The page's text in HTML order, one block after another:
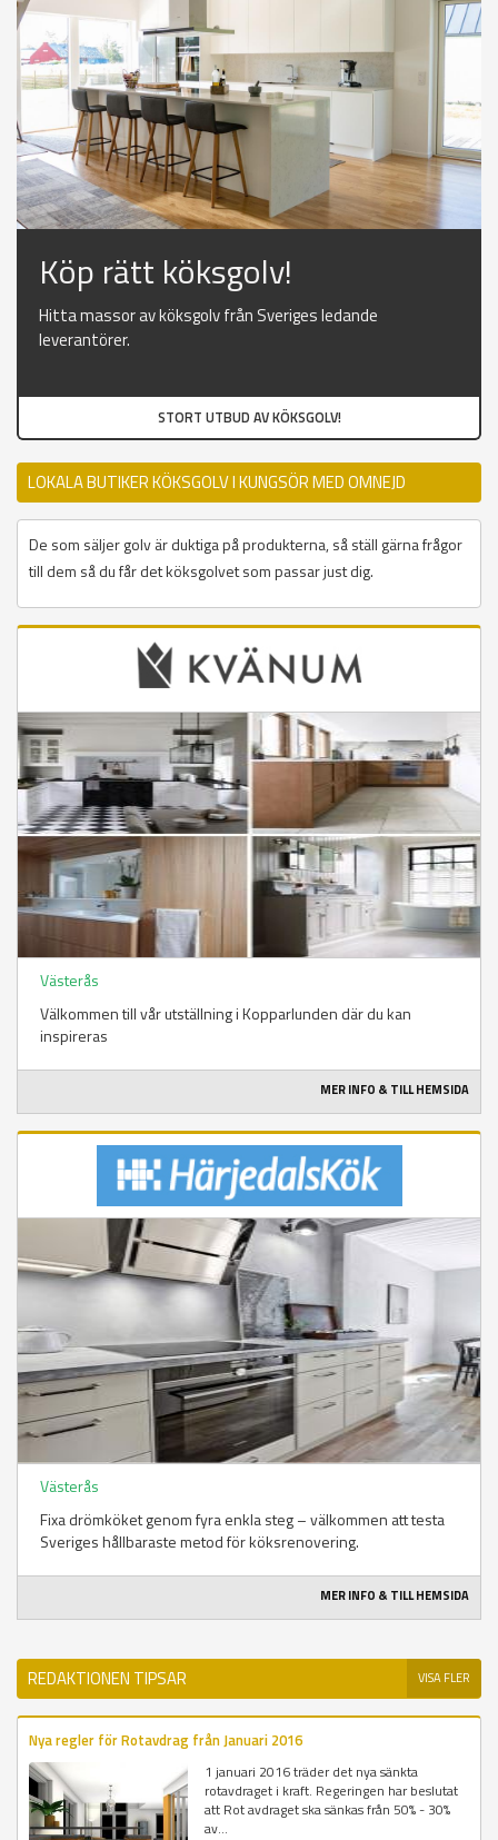
Köp rätt köksgolv!
Hitta massor av köksgolv från Sveriges ledande
leverantörer.
STORT UTBUD AV KÖKSGOLV!
LOKALA BUTIKER KÖKSGOLV I KUNGSÖR MED OMNEJD
De som säljer golv är duktiga på produkterna, så ställ gärna frågor
till dem så du får det köksgolvet som passar just dig.
Västerås
Välkommen till vår utställning i Kopparlunden där du kan
inspireras
MER INFO & TILL HEMSIDA
Västerås
Fixa drömköket genom fyra enkla steg – välkommen att testa
Sveriges hållbaraste metod för köksrenovering.
MER INFO & TILL HEMSIDA
REDAKTIONEN TIPSAR VISA FLER
Nya regler för Rotavdrag från Januari 2016
1 januari 2016 träder det nya sänkta
rotavdraget i kraft. Regeringen har beslutat
att Rot avdraget ska sänkas från 50% - 30%
av...